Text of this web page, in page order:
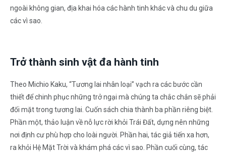
ngoài không gian, địa khai hóa các hành tinh khác và chu du giữa
các vì sao.
Trở thành sinh vật đa hành tinh
Theo Michio Kaku, “Tương lai nhân loại” vạch ra các bước cần
thiết để chinh phục những trở ngại mà chúng ta chắc chắn sẽ phải
đối mặt trong tương lai. Cuốn sách chia thành ba phần riêng biệt.
Phần một, thảo luận về nỗ lực rời khỏi Trái Đất, dựng nên những
nơi định cư phù hợp cho loài người. Phần hai, tác giả tiến xa hơn,
ra khỏi Hệ Mặt Trời và khám phá các vì sao. Phần cuối cùng, tác